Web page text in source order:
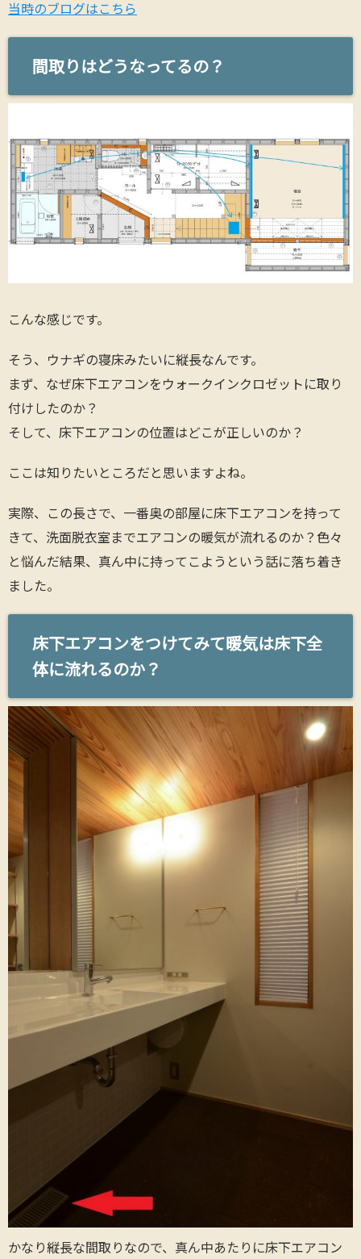
当時のブログはこちら
間取りはどうなってるの？
こんな感じです。
そう、ウナギの寝床みたいに縦長なんです。
まず、なぜ床下エアコンをウォークインクロゼットに取り
付けしたのか？
そして、床下エアコンの位置はどこが正しいのか？
ここは知りたいところだと思いますよね。
実際、この長さで、一番奥の部屋に床下エアコンを持って
きて、洗面脱衣室までエアコンの暖気が流れるのか？色々
と悩んだ結果、真ん中に持ってこようという話に落ち着き
ました。
床下エアコンをつけてみて暖気は床下全
体に流れるのか？
かなり縦長な間取りなので、真ん中あたりに床下エアコン